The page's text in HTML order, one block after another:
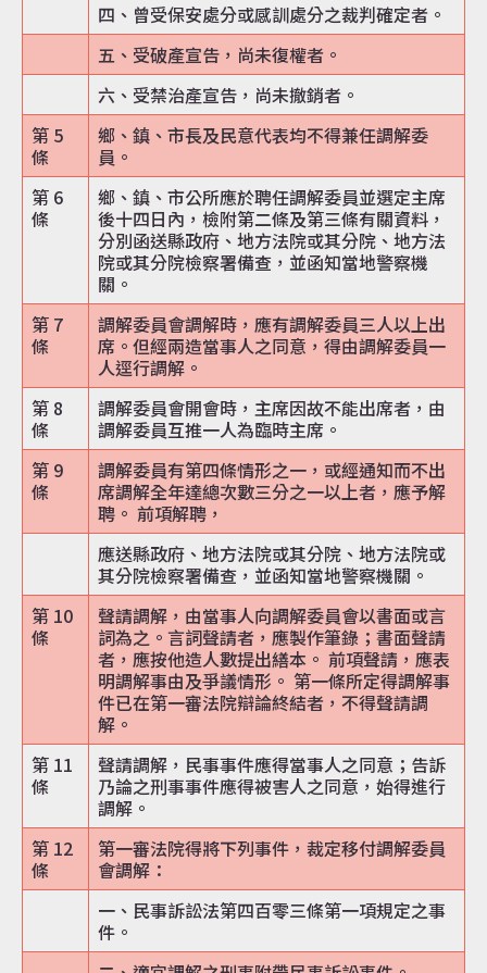
四、曾受保安處分或感訓處分之裁判確定者。
五、受破產宣告，尚未復權者。
六、受禁治產宣告，尚未撤銷者。
第 5
條
鄉、鎮、市長及民意代表均不得兼任調解委
員。
第 6
條
鄉、鎮、市公所應於聘任調解委員並選定主席
後十四日內，檢附第二條及第三條有關資料，
分別函送縣政府、地方法院或其分院、地方法
院或其分院檢察署備查，並函知當地警察機
關。
第 7
條
調解委員會調解時，應有調解委員三人以上出
席。但經兩造當事人之同意，得由調解委員一
人逕行調解。
第 8
條
調解委員會開會時，主席因故不能出席者，由
調解委員互推一人為臨時主席。
第 9
條
調解委員有第四條情形之一，或經通知而不出
席調解全年達總次數三分之一以上者，應予解
聘。 前項解聘，
應送縣政府、地方法院或其分院、地方法院或
其分院檢察署備查，並函知當地警察機關。
第 10
條
聲請調解，由當事人向調解委員會以書面或言
詞為之。言詞聲請者，應製作筆錄；書面聲請
者，應按他造人數提出繕本。 前項聲請，應表
明調解事由及爭議情形。 第一條所定得調解事
件已在第一審法院辯論終結者，不得聲請調
解。
第 11
條
聲請調解，民事事件應得當事人之同意；告訴
乃論之刑事事件應得被害人之同意，始得進行
調解。
第 12
條
第一審法院得將下列事件，裁定移付調解委員
會調解：
一、民事訴訟法第四百零三條第一項規定之事
件。